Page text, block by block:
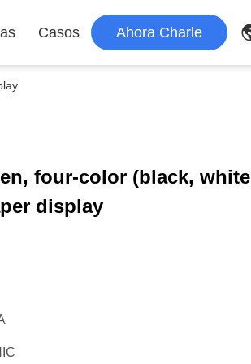
Casos Ahora Charle
four-color (black,
display